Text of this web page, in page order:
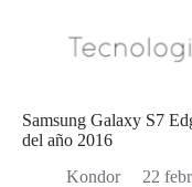
Samsung Galaxy S7
del año 2016
Kondor
22